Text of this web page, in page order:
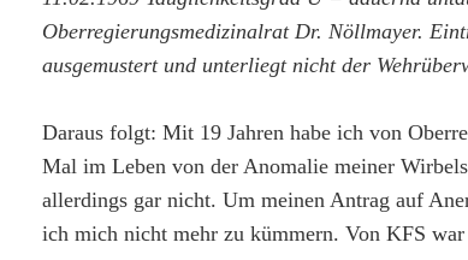
Oberregierungsmedizinalrat Dr. Nöllmayer.
ausgemustert und unterliegt nicht der
Daraus folgt: Mit 19 Jahren habe ich von
Mal im Leben von der Anomalie meiner
allerdings gar nicht. Um meinen Antrag auf
ich mich nicht mehr zu kümmern. Von KFS